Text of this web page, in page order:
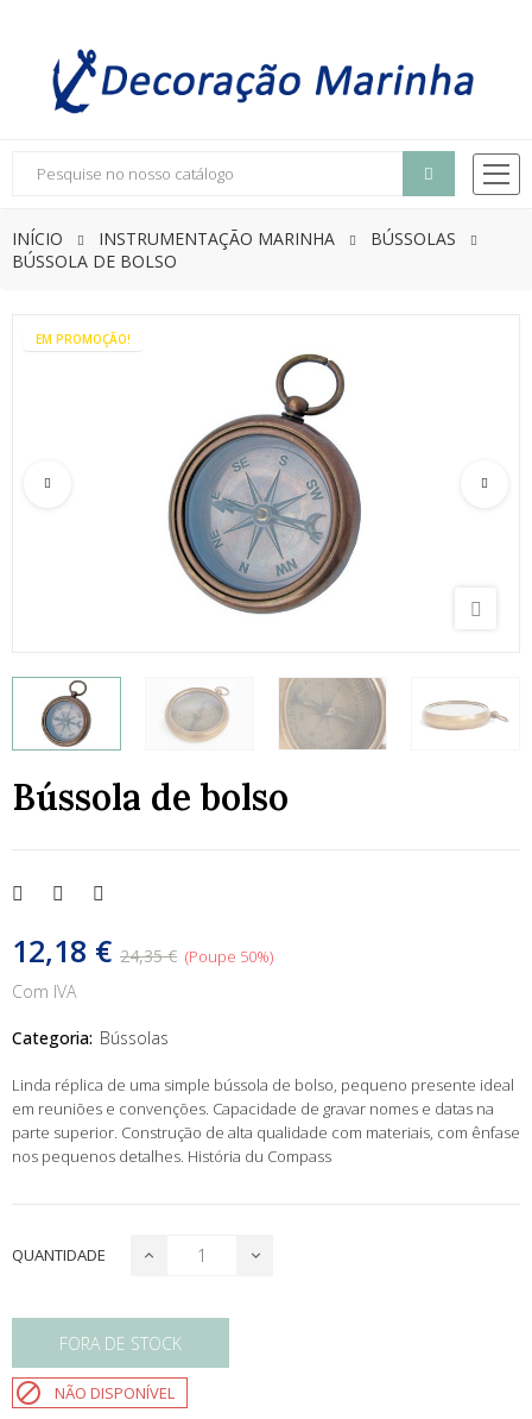
INÍCIO INSTRUMENTAÇÃO MARINHA
BÚSSOLAS
BÚSSOLA DE BOLSO
EM PROMOÇÃO!
Bússola de bolso
12,18 € 24,35 € Poupe 50%
Com IVA
Categoria: Bússolas
Linda réplica de uma simple bússola de bolso, pequeno presente ideal
em reuniões e convenções. Capacidade de gravar nomes e datas na
parte superior. Construção de alta qualidade com materiais, com ênfase
nos pequenos detalhes. História du Compass
QUANTIDADE
FORA DE STOCK
 NÃO DISPONÍVEL